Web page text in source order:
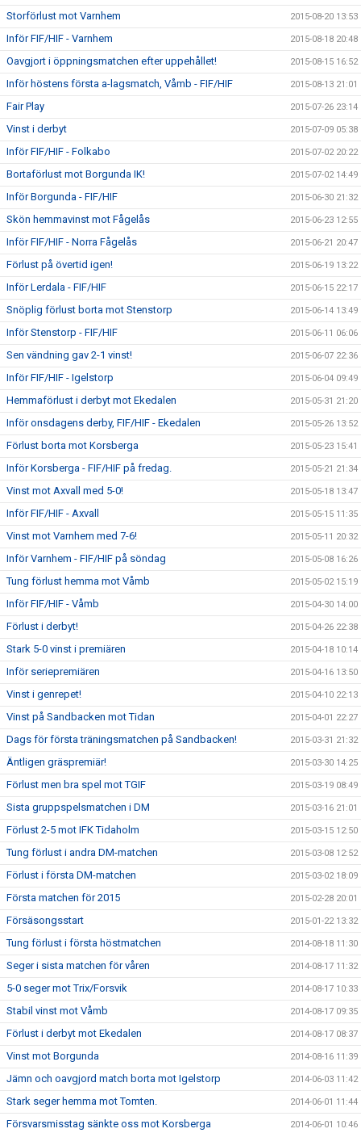
Storförlust mot Varnhem 2015-08-20 13:53
Inför FIF/HIF - Varnhem 2015-08-18 20:48
Oavgjort i öppningsmatchen efter uppehållet! 2015-08-15 16:52
Inför höstens första a-lagsmatch, Våmb - FIF/HIF 2015-08-13 21:01
Fair Play 2015-07-26 23:14
Vinst i derbyt 2015-07-09 05:38
Inför FIF/HIF - Folkabo 2015-07-02 20:22
Bortaförlust mot Borgunda IK! 2015-07-02 14:49
Inför Borgunda - FIF/HIF 2015-06-30 21:32
Skön hemmavinst mot Fågelås 2015-06-23 12:55
Inför FIF/HIF - Norra Fågelås 2015-06-21 20:47
Förlust på övertid igen! 2015-06-19 13:22
Inför Lerdala - FIF/HIF 2015-06-15 22:17
Snöplig förlust borta mot Stenstorp 2015-06-14 13:49
Inför Stenstorp - FIF/HIF 2015-06-11 06:06
Sen vändning gav 2-1 vinst! 2015-06-07 22:36
Inför FIF/HIF - Igelstorp 2015-06-04 09:49
Hemmaförlust i derbyt mot Ekedalen 2015-05-31 21:20
Inför onsdagens derby, FIF/HIF - Ekedalen 2015-05-26 13:52
Förlust borta mot Korsberga 2015-05-23 15:41
Inför Korsberga - FIF/HIF på fredag. 2015-05-21 21:34
Vinst mot Axvall med 5-0! 2015-05-18 13:47
Inför FIF/HIF - Axvall 2015-05-15 11:35
Vinst mot Varnhem med 7-6! 2015-05-11 20:32
Inför Varnhem - FIF/HIF på söndag 2015-05-08 16:26
Tung förlust hemma mot Våmb 2015-05-02 15:19
Inför FIF/HIF - Våmb 2015-04-30 14:00
Förlust i derbyt! 2015-04-26 22:38
Stark 5-0 vinst i premiären 2015-04-18 10:14
Inför seriepremiären 2015-04-16 13:50
Vinst i genrepet! 2015-04-10 22:13
Vinst på Sandbacken mot Tidan 2015-04-01 22:27
Dags för första träningsmatchen på Sandbacken! 2015-03-31 21:32
Äntligen gräspremiär! 2015-03-30 14:25
Förlust men bra spel mot TGIF 2015-03-19 08:49
Sista gruppspelsmatchen i DM 2015-03-16 21:01
Förlust 2-5 mot IFK Tidaholm 2015-03-15 12:50
Tung förlust i andra DM-matchen 2015-03-08 12:52
Förlust i första DM-matchen 2015-03-02 18:09
Första matchen för 2015 2015-02-28 20:01
Försäsongsstart 2015-01-22 13:32
Tung förlust i första höstmatchen 2014-08-18 11:30
Seger i sista matchen för våren 2014-08-17 11:32
5-0 seger mot Trix/Forsvik 2014-08-17 10:33
Stabil vinst mot Våmb 2014-08-17 09:35
Förlust i derbyt mot Ekedalen 2014-08-17 08:37
Vinst mot Borgunda 2014-08-16 11:39
Jämn och oavgjord match borta mot Igelstorp 2014-06-03 11:42
Stark seger hemma mot Tomten. 2014-06-01 11:44
Försvarsmisstag sänkte oss mot Korsberga 2014-06-01 10:46